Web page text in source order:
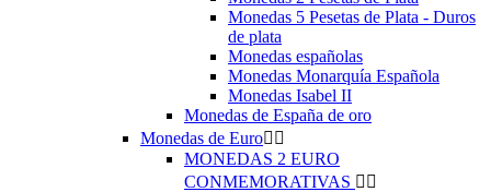
Monedas 5 Pesetas de Plata - Duros
de plata
Monedas españolas
Monedas Monarquía Española
Monedas Isabel II
Monedas de España de oro
Monedas de Euro 
MONEDAS 2 EURO
CONMEMORATIVAS  